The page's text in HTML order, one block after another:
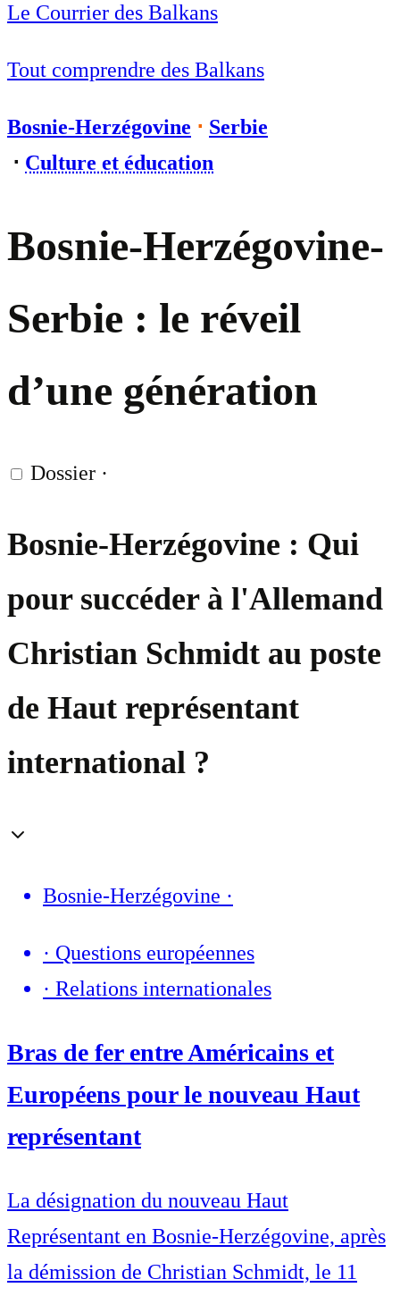
Le Courrier des Balkans
Tout comprendre des Balkans
Bosnie-Herzégovine ⋅ Serbie
⋅ Culture et éducation
Bosnie-Herzégovine-
Serbie : le réveil
d’une génération
Dossier ·
Bosnie-Herzégovine : Qui
pour succéder à l'Allemand
Christian Schmidt au poste
de Haut représentant
international ?
Bosnie-Herzégovine ·
· Questions européennes
· Relations internationales
Bras de fer entre Américains et
Européens pour le nouveau Haut
représentant
La désignation du nouveau Haut
Représentant en Bosnie-Herzégovine, après
la démission de Christian Schmidt, le 11